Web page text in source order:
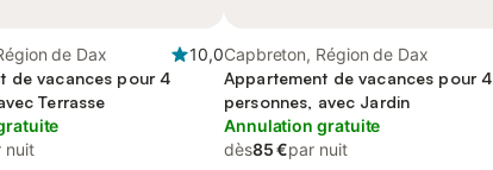
de Dax
10,0
de vacances pour 4
Terrasse
nuit
Capbreton, Région de Dax
Appartement de vacances pour 4
personnes, avec Jardin
Annulation gratuite
dès85 €par nuit